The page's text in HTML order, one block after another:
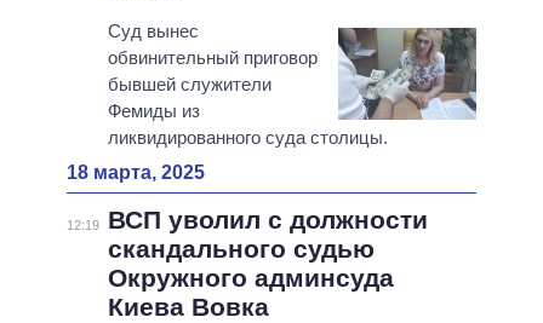
Суд вынес
обвинительный приговор
бывшей служители
Фемиды из
ликвидированного суда столицы.
18 марта, 2025
12:19
ВСП уволил с должности
скандального судью
Окружного админсуда
Киева Вовка